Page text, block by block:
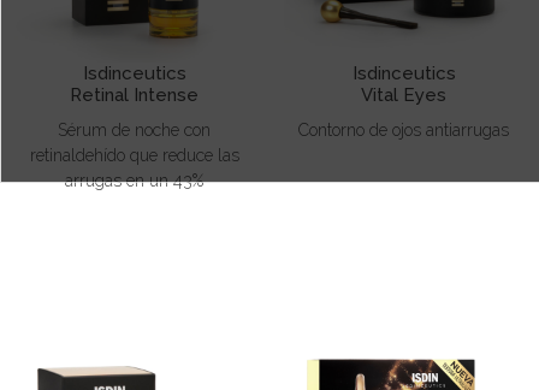
Isdinceutics
Retinal Intense
Sérum de noche con
retinaldehído que reduce las
arrugas en un 43%
Isdinceutics
Vital Eyes
Contorno de ojos antiarrugas